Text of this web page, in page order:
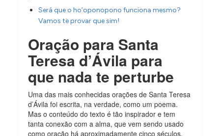
Será que o ho’oponopono funciona mesmo?
Vamos te provar que sim!
Oração para Santa
Teresa d’Ávila para
que nada te perturbe
Uma das mais conhecidas orações de Santa Teresa
d’Ávila foi escrita, na verdade, como um poema.
Mas o conteúdo do texto é tão inspirador e tem
tanta conexão com a alma, que vem sendo usado
como oração há aproximadamente cinco séculos.